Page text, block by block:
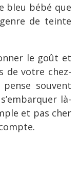
bleu bébé que
de teinte
le goût et
de votre chez-
souvent
là-
et pas cher